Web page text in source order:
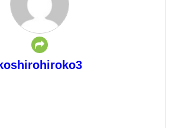
koshirohiroko3